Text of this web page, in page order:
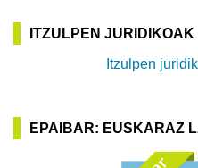
ITZULPEN JURIDIKOAK
Itzulpen
EPAIBAR: EUSKARAZ